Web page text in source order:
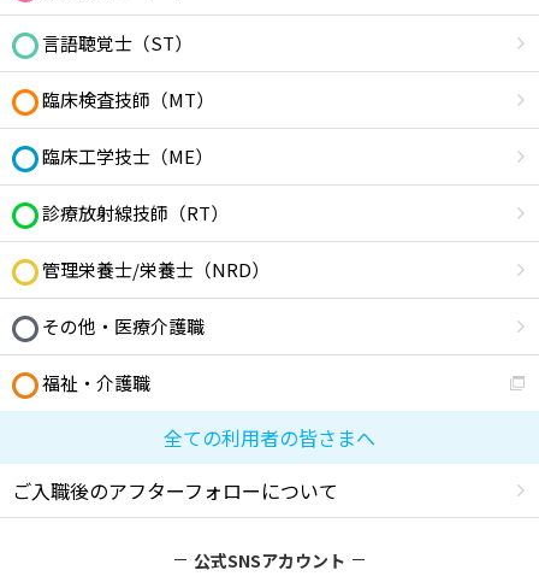
言語聴覚士（ST）
臨床検査技師（MT）
臨床工学技士（ME）
診療放射線技師（RT）
管理栄養士/栄養士（NRD）
その他・医療介護職
福祉・介護職
全ての利用者の皆さまへ
ご入職後のアフターフォローについて
公式SNSアカウント